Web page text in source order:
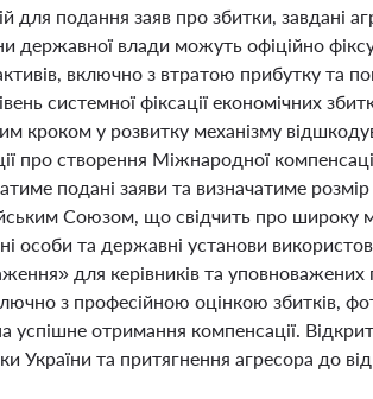
для подання заяв про збитки, завдані
державної влади можуть офіційно
включно з втратою прибутку та
системної фіксації економічних
кроком у розвитку механізму
про створення Міжнародної
подані заяви та визначатиме
Союзом, що свідчить про широку
особи та державні установи
для керівників та
з професійною оцінкою збитків,
успішне отримання компенсації.
України та притягнення агресора до